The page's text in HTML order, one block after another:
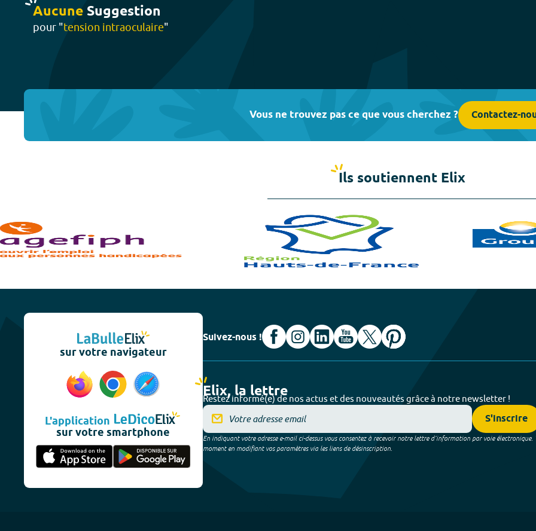
Aucune Suggestion
pour "tension intraoculaire"
Vous ne trouvez pas ce que vous cherchez ? Contactez-
Ils soutiennent Elix
sur votre navigateur
L'application
sur votre smartphone
Suivez-nous !
Elix, la lettre
Restez informé(e) de nos actus et des nouveautés grâce à notre newsletter !
S'inscrire
En indiquant votre adresse e-mail ci-dessus vous consentez à recevoir notre lettre d’information par voie électronique.
moment en modifiant vos paramètres via les liens de désinscription.